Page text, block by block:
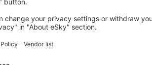
TAORMINA